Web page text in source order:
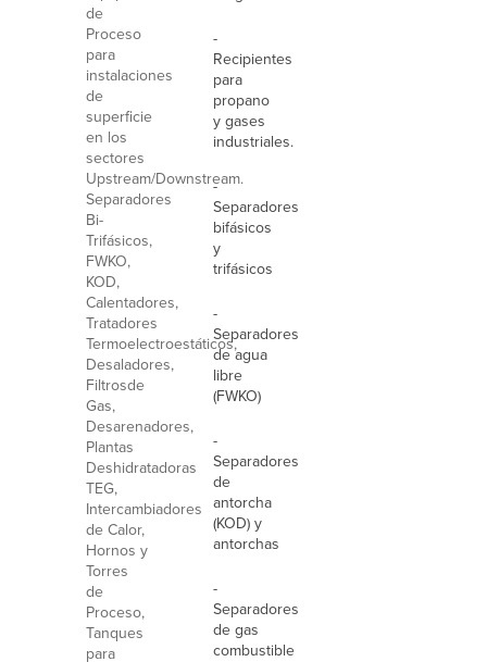
de
Proceso
para
instalaciones
de
superficie
en los
sectores
Upstream/Downstream.
Separadores
Bi-
Trifásicos,
FWKO,
KOD,
Calentadores,
Tratadores
Termoelectroestáticos,
Desaladores,
Filtrosde
Gas,
Desarenadores,
Plantas
Deshidratadoras
TEG,
Intercambiadores
de Calor,
Hornos y
Torres
de
Proceso,
Tanques
para
-
Recipientes
para
propano
y gases
industriales.
-
Separadores
bifásicos
y
trifásicos
-
Separadores
de agua
libre
(FWKO)
-
Separadores
de
antorcha
(KOD) y
antorchas
-
Separadores
de gas
combustible